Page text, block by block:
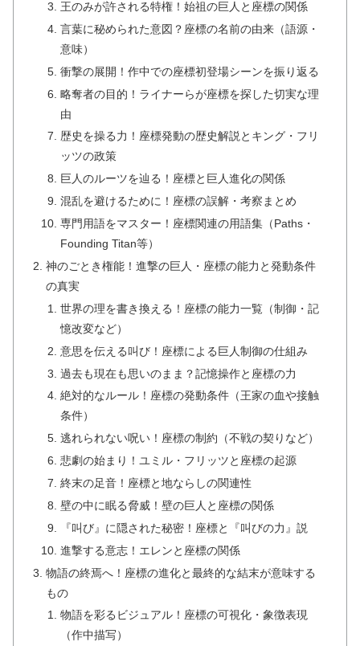
王のみが許される特権！始祖の巨人と座標の関係
言葉に秘められた意図？座標の名前の由来（語源・
意味）
衝撃の展開！作中での座標初登場シーンを振り返る
略奪者の目的！ライナーらが座標を探した切実な理
由
歴史を操る力！座標発動の歴史解説とキング・フリ
ッツの政策
巨人のルーツを辿る！座標と巨人進化の関係
混乱を避けるために！座標の誤解・考察まとめ
専門用語をマスター！座標関連の用語集（Paths・
Founding Titan等）
神のごとき権能！進撃の巨人・座標の能力と発動条件
の真実
世界の理を書き換える！座標の能力一覧（制御・記
憶改変など）
意思を伝える叫び！座標による巨人制御の仕組み
過去も現在も思いのまま？記憶操作と座標の力
絶対的なルール！座標の発動条件（王家の血や接触
条件）
逃れられない呪い！座標の制約（不戦の契りなど）
悲劇の始まり！ユミル・フリッツと座標の起源
終末の足音！座標と地ならしの関連性
壁の中に眠る脅威！壁の巨人と座標の関係
『叫び』に隠された秘密！座標と『叫びの力』説
進撃する意志！エレンと座標の関係
物語の終焉へ！座標の進化と最終的な結末が意味する
もの
物語を彩るビジュアル！座標の可視化・象徴表現
（作中描写）